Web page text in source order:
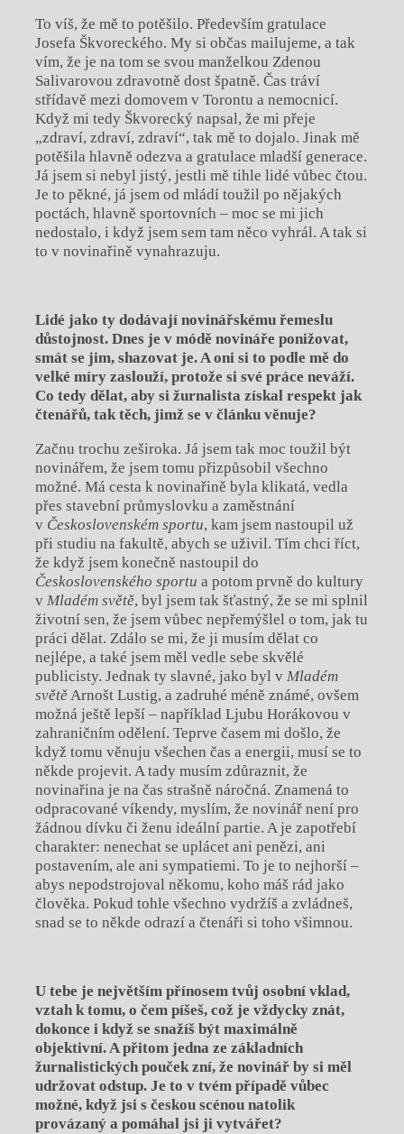
To víš, že mě to potěšilo. Především gratulace
Josefa Škvoreckého. My si občas mailujeme, a tak
vím, že je na tom se svou manželkou Zdenou
Salivarovou zdravotně dost špatně. Čas tráví
střídavě mezi domovem v Torontu a nemocnicí.
Když mi tedy Škvorecký napsal, že mi přeje
„zdraví, zdraví, zdraví“, tak mě to dojalo. Jinak mě
potěšila hlavně odezva a gratulace mladší generace.
Já jsem si nebyl jistý, jestli mě tihle lidé vůbec čtou.
Je to pěkné, já jsem od mládí toužil po nějakých
poctách, hlavně sportovních – moc se mi jich
nedostalo, i když jsem sem tam něco vyhrál. A tak si
to v novinařině vynahrazuju.
Lidé jako ty dodávají novinářskému řemeslu
důstojnost. Dnes je v módě novináře ponižovat,
smát se jim, shazovat je. A oni si to podle mě do
velké míry zaslouží, protože si své práce neváží.
Co tedy dělat, aby si žurnalista získal respekt jak
čtenářů, tak těch, jimž se včlánku věnuje?
Začnu trochu zeširoka. Já jsem tak moc toužil být
novinářem, že jsem tomu přizpůsobil všechno
možné. Má cesta k novinařině byla klikatá, vedla
přes stavební průmyslovku a zaměstnání
v Československém sportu, kam jsem nastoupil už
při studiu na fakultě, abych se uživil. Tím chci říct,
že když jsem konečně nastoupil do
Československého sportu a potom prvně do kultury
v Mladém světě, byl jsem tak šťastný, že se mi splnil
životní sen, že jsem vůbec nepřemýšlel o tom, jak tu
práci dělat. Zdálo se mi, že ji musím dělat co
nejlépe, a také jsem měl vedle sebe skvělé
publicisty. Jednak ty slavné, jako byl v Mladém
světěArnošt Lustig, a zadruhé méně známé, ovšem
možná ještě lepší – například Ljubu Horákovou v
zahraničním odělení. Teprve časem mi došlo, že
když tomu věnuju všechen čas a energii, musí se to
někde projevit. A tady musím zdůraznit, že
novinařina je na čas strašně náročná. Znamená to
odpracované víkendy, myslím, že novinář není pro
žádnou dívku či ženu ideální partie. A je zapotřebí
charakter: nenechat se uplácet ani penězi, ani
postavením, ale ani sympatiemi. To je to nejhorší –
abys nepodstrojoval někomu, koho máš rád jako
člověka. Pokud tohle všechno vydržíš a zvládneš,
snad se to někde odrazí a čtenáři si toho všimnou.
U tebe je největším přínosem tvůj osobní vklad,
vztah k tomu, o čem píšeš, což je vždycky znát,
dokonce i když se snažíš být maximálně
objektivní. A přitom jedna ze základních
žurnalistických pouček zní, že novinář by si měl
udržovat odstup. Je to v tvém případě vůbec
možné, když jsi s českou scénou natolik
provázaný a pomáhal jsi ji vytvářet?